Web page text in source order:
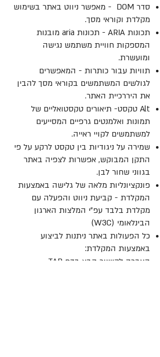
סדר DOM - מאפשר ניווט באתר בשימוש
מקלדת וקוראי מסך.
תכונות ARIA - תכונות aria מובנות
המספקות חוויית משתמש נגישה
ומועשרת.
תוויות עבור כותרות - המאפשרים
לגולשים המשתמשים בקוראי מסך להבין
את היררכיית האתר.
Alt טקסט- תיאורים טקסטואליים של
תמונות ואלמנטים גרפיים המסייעים
למשתמשים לקויי ראייה.
שמירה על ניגודיות בין טקסט לרקע על פי
התקן המבוקש, אפשרות לצפיה באתר
בגווני שחור לבן.​
פונקציונליות מלאה של גלישה באמצעות
המקלדת - קביעת ניווט והפעלה עם
מקלדת בלבד עפ"י המלצות הארגון
הבינלאומי (W3C)
כל הפעולות באתר ניתנות לביצוע
באמצעות המקלדת:
העברה לקישור הבא בדף TAB